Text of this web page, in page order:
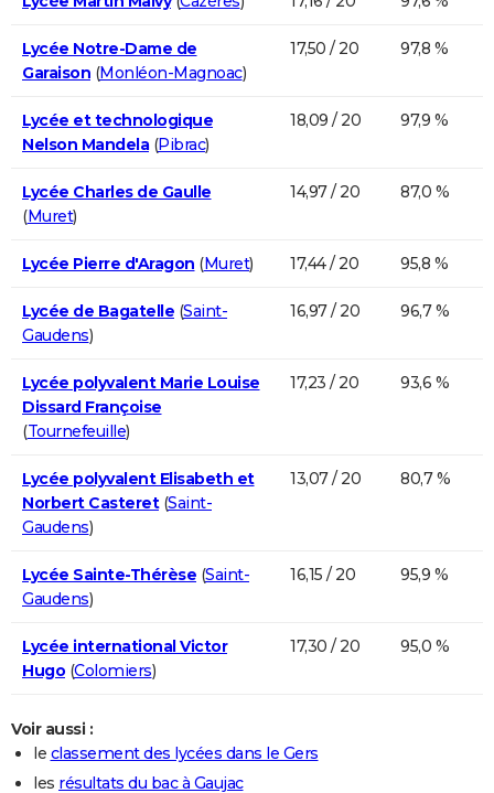
Lycée Notre-Dame de
Garaison (Monléon-Magnoac)
17,50 / 20 97,8 %
Lycée et technologique
Nelson Mandela(Pibrac)
18,09 / 20 97,9 %
Lycée Charles de Gaulle
(Muret)
14,97 / 20 87,0 %
Lycée Pierre d'Aragon (Muret) 17,44 / 20 95,8 %
Lycée de Bagatelle (Saint-
Gaudens)
16,97 / 20 96,7 %
Lycée polyvalent Marie Louise
Dissard Françoise
(Tournefeuille)
17,23 / 20 93,6 %
Lycée polyvalent Elisabeth et
Norbert Casteret(Saint-
Gaudens)
13,07 / 20 80,7 %
Lycée Sainte-Thérèse (Saint-
Gaudens)
16,15 / 20 95,9 %
Lycée international Victor
Hugo (Colomiers)
17,30 / 20 95,0 %
Voir aussi :
le classement des lycées dans le Gers
les résultats du bac à Gaujac